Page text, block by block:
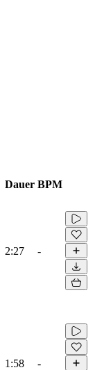
Dauer BPM
2:27 -
1:58 -